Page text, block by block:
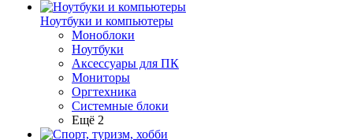
Ноутбуки и компьютеры
Моноблоки
Ноутбуки
Аксессуары для ПК
Мониторы
Оргтехника
Системные блоки
Ещё 2